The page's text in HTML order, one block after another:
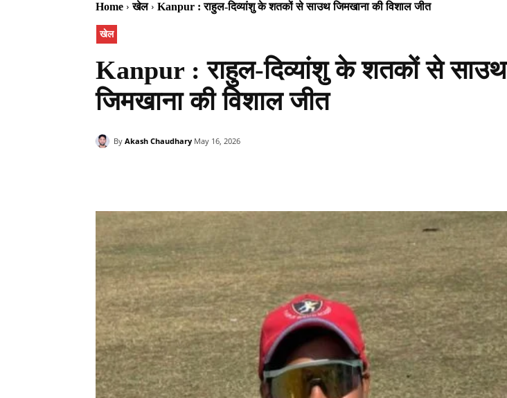
Home खेल Kanpur : राहुल-दिव्यांशु के शतकों से साउथ जिमखाना की विशाल जीत
खेल
Kanpur : राहुल-दिव्यांशु के शतकों से साउथ
जिमखाना की विशाल जीत
By Akash Chaudhary May 16, 2026